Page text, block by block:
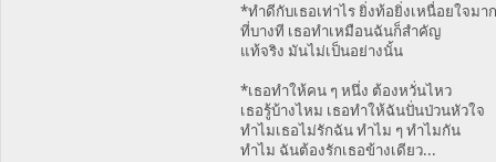
*ทำดีกับเธอเท่าไร ยิ่งท้อยิ่งเหนื่อยใจม
ที่บางที เธอทำเหมือนฉันก็สำคัญ
แท้จริง มันไม่เป็นอย่างนั้น
*เธอทำให้คน ๆ หนึ่ง ต้องหวั่นไหว
เธอรู้บ้างไหม เธอทำให้ฉันปั่นป่วนหัวใจ
ทำไมเธอไม่รักฉัน ทำไม ๆ ทำไมกัน
ทำไม ฉันต้องรักเธอข้างเดียว...